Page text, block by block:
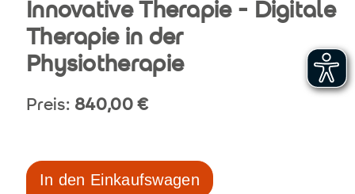
Innovative Therapie - Digitale
Therapie in der
Physiotherapie
Preis: 840,00€
In den Einkaufswagen